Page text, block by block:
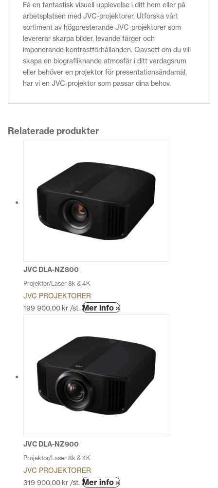
Få en fantastisk visuell upplevelse i ditt hem eller på
arbetsplatsen med JVC-projektorer. Utforska vårt
sortiment av högpresterande JVC-projektorer som
levererar skarpa bilder, levande färger och
imponerande kontrastförhållanden. Oavsett om du vill
skapa en biografliknande atmosfär i ditt vardagsrum
eller behöver en projektor för presentationsändamål,
har vi en JVC-projektor som passar dina behov.
Relaterade produkter
JVC DLA-NZ800
Projektor/Laser 8k & 4K
JVC PROJEKTORER
199 900,00 kr /st. Mer info »Den
har
alternativen
kan
JVC DLA-NZ900
Projektor/Laser 8k & 4K
JVC PROJEKTORER
319 900,00 kr /st. Mer info »Den